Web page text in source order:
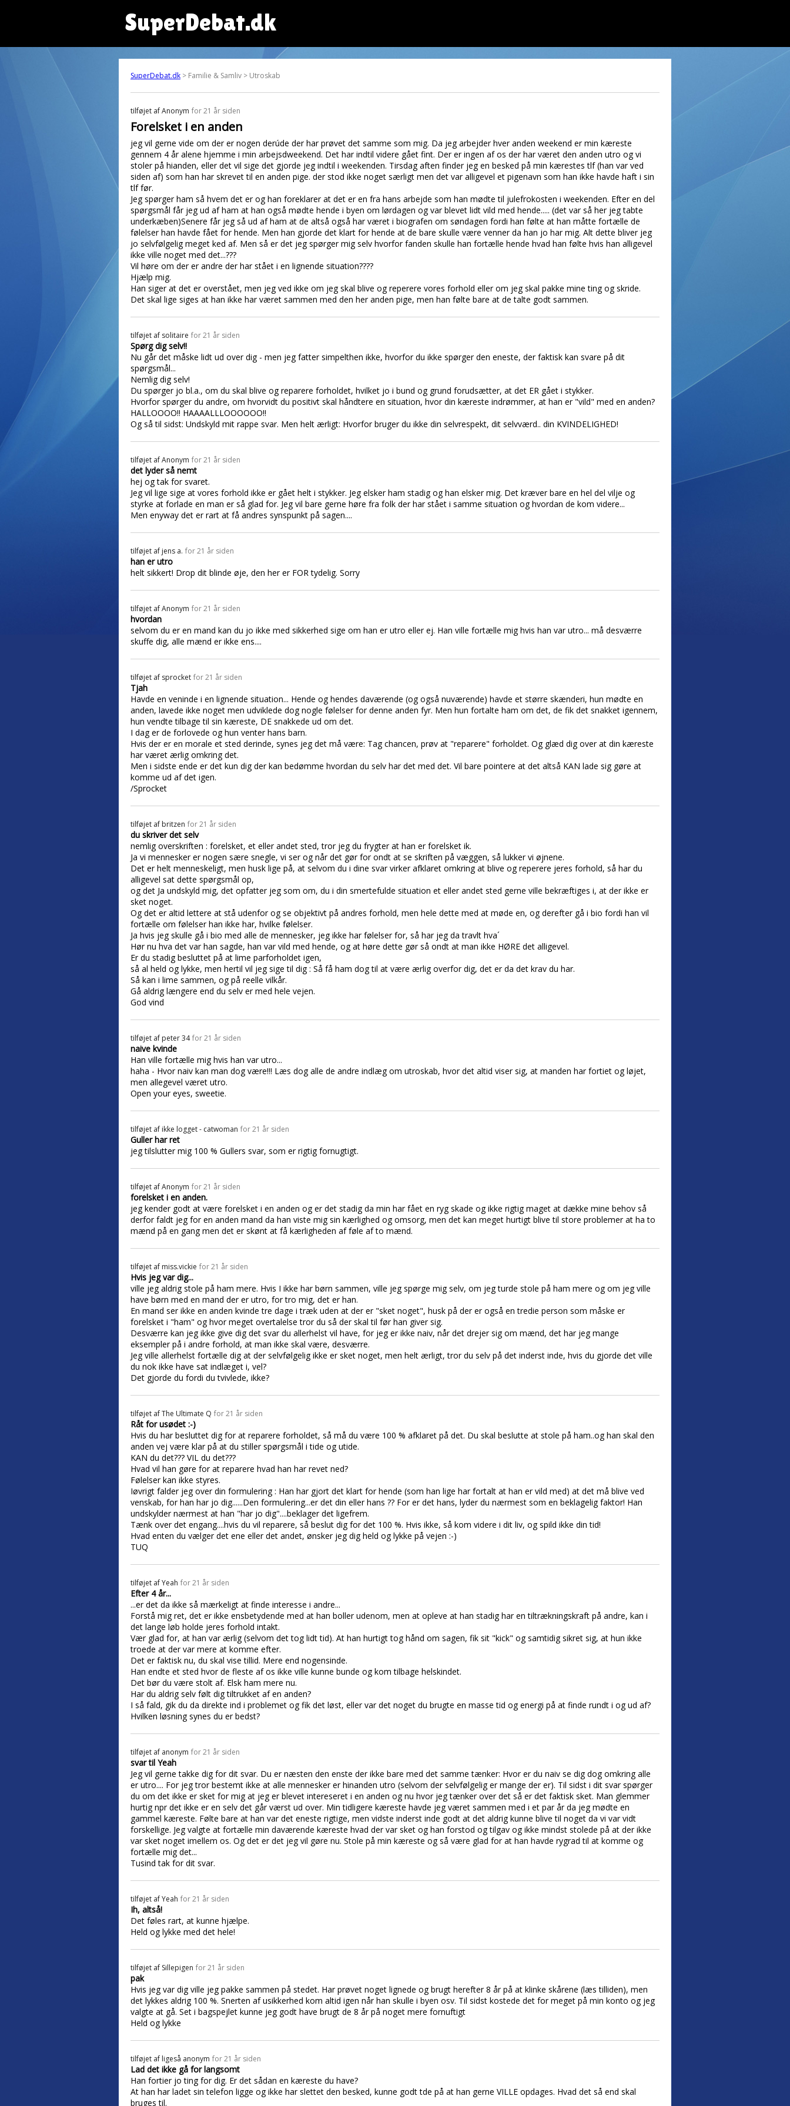
SuperDebat.dk
SuperDebat.dk > Familie & Samliv > Utroskab
tilføjet afAnonym for 21 år siden
Forelsket i en anden
jeg vil gerne vide om der er nogen derúde der har prøvet det samme som mig. Da jeg arbejder hver anden weekend er min kæreste
gennem 4 år alene hjemme i min arbejsdweekend. Det har indtil videre gået fint. Der er ingen af os der har været den anden utro og vi
stoler på hianden, eller det vil sige det gjorde jeg indtil i weekenden. Tirsdag aften finder jeg en besked på min kærestes tlf (han var ved
siden af) som han har skrevet til en anden pige. der stod ikke noget særligt men det var alligevel et pigenavn som han ikke havde haft i sin
tlf før.
Jeg spørger ham så hvem det er og han foreklarer at det er en fra hans arbejde som han mødte til julefrokosten i weekenden. Efter en del
spørgsmål får jeg ud af ham at han også mødte hende i byen om lørdagen og var blevet lidt vild med hende..... (det var så her jeg tabte
underkæben)Senere får jeg så ud af ham at de altså også har været i biografen om søndagen fordi han følte at han måtte fortælle de
følelser han havde fået for hende. Men han gjorde det klart for hende at de bare skulle være venner da han jo har mig. Alt dette bliver jeg
jo selvfølgelig meget ked af. Men så er det jeg spørger mig selv hvorfor fanden skulle han fortælle hende hvad han følte hvis han alligevel
ikke ville noget med det...???
Vil høre om der er andre der har stået i en lignende situation????
Hjælp mig.
Han siger at det er overstået, men jeg ved ikke om jeg skal blive og reperere vores forhold eller om jeg skal pakke mine ting og skride.
Det skal lige siges at han ikke har været sammen med den her anden pige, men han følte bare at de talte godt sammen.
tilføjet af solitaire for 21 år siden
Spørg dig selv!!
Nu går det måske lidt ud over dig - men jeg fatter simpelthen ikke, hvorfor du ikke spørger den eneste, der faktisk kan svare på dit
spørgsmål...
Nemlig dig selv!
Du spørger jo bl.a., om du skal blive og reparere forholdet, hvilket jo i bund og grund forudsætter, at det ER gået i stykker.
Hvorfor spørger du andre, om hvorvidt du positivt skal håndtere en situation, hvor din kæreste indrømmer, at han er "vild" med en anden?
HALLOOOO!! HAAAALLLOOOOOO!!
Og så til sidst: Undskyld mit rappe svar. Men helt ærligt: Hvorfor bruger du ikke din selvrespekt, dit selvværd.. din KVINDELIGHED!
tilføjet afAnonym for 21 år siden
det lyder så nemt
hej og tak for svaret.
Jeg vil lige sige at vores forhold ikke er gået helt i stykker. Jeg elsker ham stadig og han elsker mig. Det kræver bare en hel del vilje og
styrke at forlade en man er så glad for. Jeg vil bare gerne høre fra folk der har stået i samme situation og hvordan de kom videre...
Men enyway det er rart at få andres synspunkt på sagen....
tilføjet af jens a. for 21 år siden
han er utro
helt sikkert! Drop dit blinde øje, den her er FOR tydelig. Sorry
tilføjet afAnonym for 21 år siden
hvordan
selvom du er en mand kan du jo ikke med sikkerhed sige om han er utro eller ej. Han ville fortælle mig hvis han var utro... må desværre
skuffe dig, alle mænd er ikke ens....
tilføjet af sprocket for 21 år siden
Tjah
Havde en veninde i en lignende situation... Hende og hendes daværende (og også nuværende) havde et større skænderi, hun mødte en
anden, lavede ikke noget men udviklede dog nogle følelser for denne anden fyr. Men hun fortalte ham om det, de fik det snakket igennem,
hun vendte tilbage til sin kæreste, DE snakkede ud om det.
I dag er de forlovede og hun venter hans barn.
Hvis der er en morale et sted derinde, synes jeg det må være: Tag chancen, prøv at "reparere" forholdet. Og glæd dig over at din kæreste
har været ærlig omkring det.
Men i sidste ende er det kun dig der kan bedømme hvordan du selv har det med det. Vil bare pointere at det altså KAN lade sig gøre at
komme ud af det igen.
/Sprocket
tilføjet af britzen for 21 år siden
du skriver det selv
nemlig overskriften : forelsket, et eller andet sted, tror jeg du frygter at han er forelsket ik.
Ja vi mennesker er nogen sære snegle, vi ser og når det gør for ondt at se skriften på væggen, så lukker vi øjnene.
Det er helt menneskeligt, men husk lige på, at selvom du i dine svar virker afklaret omkring at blive og reperere jeres forhold, så har du
alligevel sat dette spørgsmål op,
og det Ja undskyld mig, det opfatter jeg som om, du i din smertefulde situation et eller andet sted gerne ville bekræftiges i, at der ikke er
sket noget.
Og det er altid lettere at stå udenfor og se objektivt på andres forhold, men hele dette med at møde en, og derefter gå i bio fordi han vil
fortælle om følelser han ikke har, hvilke følelser.
Ja hvis jeg skulle gå i bio med alle de mennesker, jeg ikke har følelser for, så har jeg da travlt hva´
Hør nu hva det var han sagde, han var vild med hende, og at høre dette gør så ondt at man ikke HØRE det alligevel.
Er du stadig besluttet på at lime parforholdet igen,
så al held og lykke, men hertil vil jeg sige til dig : Så få ham dog til at være ærlig overfor dig, det er da det krav du har.
Så kan i lime sammen, og på reelle vilkår.
Gå aldrig længere end du selv er med hele vejen.
God vind
tilføjet af peter 34 for 21 år siden
naive kvinde
Han ville fortælle mig hvis han var utro...
haha - Hvor naiv kan man dog være!!! Læs dog alle de andre indlæg om utroskab, hvor det altid viser sig, at manden har fortiet og løjet,
men allegevel været utro.
Open your eyes, sweetie.
tilføjet af ikke logget - catwoman for 21 år siden
Guller har ret
jeg tilslutter mig 100 % Gullers svar, som er rigtig fornugtigt.
tilføjet afAnonym for 21 år siden
forelsket i en anden.
jeg kender godt at være forelsket i en anden og er det stadig da min har fået en ryg skade og ikke rigtig maget at dække mine behov så
derfor faldt jeg for en anden mand da han viste mig sin kærlighed og omsorg, men det kan meget hurtigt blive til store problemer at ha to
mænd på en gang men det er skønt at få kærligheden af føle af to mænd.
tilføjet af miss.vickie for 21 år siden
Hvis jeg var dig...
ville jeg aldrig stole på ham mere. Hvis I ikke har børn sammen, ville jeg spørge mig selv, om jeg turde stole på ham mere og om jeg ville
have børn med en mand der er utro, for tro mig, det er han.
En mand ser ikke en anden kvinde tre dage i træk uden at der er "sket noget", husk på der er også en tredie person som måske er
forelsket i "ham" og hvor meget overtalelse tror du så der skal til før han giver sig.
Desværre kan jeg ikke give dig det svar du allerhelst vil have, for jeg er ikke naiv, når det drejer sig om mænd, det har jeg mange
eksempler på i andre forhold, at man ikke skal være, desværre.
Jeg ville allerhelst fortælle dig at der selvfølgelig ikke er sket noget, men helt ærligt, tror du selv på det inderst inde, hvis du gjorde det ville
du nok ikke have sat indlæget i, vel?
Det gjorde du fordi du tvivlede, ikke?
tilføjet afThe Ultimate Q for 21 år siden
Råt for usødet :-)
Hvis du har besluttet dig for at reparere forholdet, så må du være 100 % afklaret på det. Du skal beslutte at stole på ham..og han skal den
anden vej være klar på at du stiller spørgsmål i tide og utide.
KAN du det??? VIL du det???
Hvad vil han gøre for at reparere hvad han har revet ned?
Følelser kan ikke styres.
Iøvrigt falder jeg over din formulering : Han har gjort det klart for hende (som han lige har fortalt at han er vild med) at det må blive ved
venskab, for han har jo dig......Den formulering...er det din eller hans ?? For er det hans, lyder du nærmest som en beklagelig faktor! Han
undskylder nærmest at han "har jo dig"....beklager det ligefrem.
Tænk over det engang....hvis du vil reparere, så beslut dig for det 100 %. Hvis ikke, så kom videre i dit liv, og spild ikke din tid!
Hvad enten du vælger det ene eller det andet, ønsker jeg dig held og lykke på vejen :-)
TUQ
tilføjet afYeah for 21 år siden
Efter 4 år...
...er det da ikke så mærkeligt at finde interesse i andre...
Forstå mig ret, det er ikke ensbetydende med at han boller udenom, men at opleve at han stadig har en tiltrækningskraft på andre, kan i
det lange løb holde jeres forhold intakt.
Vær glad for, at han var ærlig (selvom det tog lidt tid). At han hurtigt tog hånd om sagen, fik sit "kick" og samtidig sikret sig, at hun ikke
troede at der var mere at komme efter.
Det er faktisk nu, du skal vise tillid. Mere end nogensinde.
Han endte et sted hvor de fleste af os ikke ville kunne bunde og kom tilbage helskindet.
Det bør du være stolt af. Elsk ham mere nu.
Har du aldrig selv følt dig tiltrukket af en anden?
I så fald, gik du da direkte ind i problemet og fik det løst, eller var det noget du brugte en masse tid og energi på at finde rundt i og ud af?
Hvilken løsning synes du er bedst?
tilføjet af anonym for 21 år siden
svar til Yeah
Jeg vil gerne takke dig for dit svar. Du er næsten den enste der ikke bare med det samme tænker: Hvor er du naiv se dig dog omkring alle
er utro.... For jeg tror bestemt ikke at alle mennesker er hinanden utro (selvom der selvfølgelig er mange der er). Til sidst i dit svar spørger
du om det ikke er sket for mig at jeg er blevet intereseret i en anden og nu hvor jeg tænker over det så er det faktisk sket. Man glemmer
hurtig npr det ikke er en selv det går værst ud over. Min tidligere kæreste havde jeg været sammen med i et par år da jeg mødte en
gammel kæreste. Følte bare at han var det eneste rigtige, men vidste inderst inde godt at det aldrig kunne blive til noget da vi var vidt
forskellige. Jeg valgte at fortælle min daværende kæreste hvad der var sket og han forstod og tilgav og ikke mindst stolede på at der ikke
var sket noget imellem os. Og det er det jeg vil gøre nu. Stole på min kæreste og så være glad for at han havde rygrad til at komme og
fortælle mig det...
Tusind tak for dit svar.
tilføjet afYeah for 21 år siden
Ih, altså!
Det føles rart, at kunne hjælpe.
Held og lykke med det hele!
tilføjet af Sillepigen for 21 år siden
pak
Hvis jeg var dig ville jeg pakke sammen på stedet. Har prøvet noget lignede og brugt herefter 8 år på at klinke skårene (læs tilliden), men
det lykkes aldrig 100 %. Snerten af usikkerhed kom altid igen når han skulle i byen osv. Til sidst kostede det for meget på min konto og jeg
valgte at gå. Set i bagspejlet kunne jeg godt have brugt de 8 år på noget mere fornuftigt
Held og lykke
tilføjet af ligeså anonym for 21 år siden
Lad det ikke gå for langsomt
Han fortier jo ting for dig. Er det sådan en kæreste du have?
At han har ladet sin telefon ligge og ikke har slettet den besked, kunne godt tde på at han gerne VILLE opdages. Hvad det så end skal
bruges til.